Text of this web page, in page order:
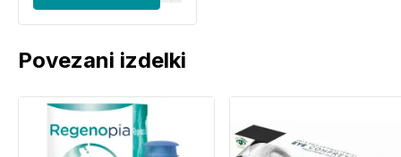
Povezani izdelki